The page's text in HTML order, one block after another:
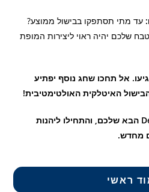
עד מתי תסתפקו בבישול ממוצע?
שלכם יהיה ראוי ליצירות המופת
אל תחכו שחג נוסף יפתיע
האיטלקית האולטימטיבית!
בואו לבחור את תנור Delonghi הבא שלכם, והתחילו ליהנות
מחדש.
ראשי